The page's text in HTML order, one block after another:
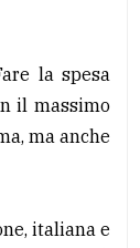
la spesa
il massimo
ma anche
italiana e